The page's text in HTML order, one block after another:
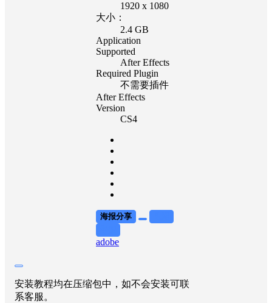
1920 x 1080
大小：
2.4 GB
Application
Supported
After Effects
Required Plugin
不需要插件
After Effects
Version
CS4
海报分享
adobe
安装教程均在压缩包中，如不会安装可联
系客服。